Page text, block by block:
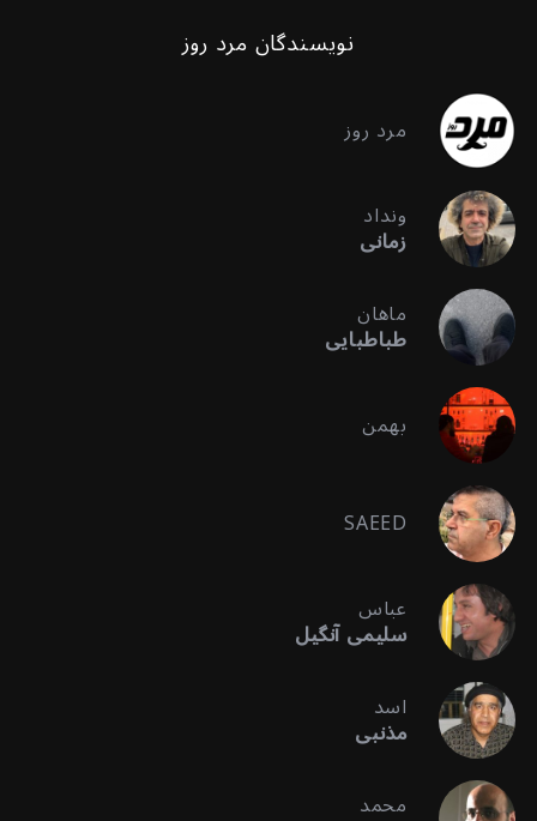
نویسندگان مرد روز
مرد روز
ونداد
زمانی
ماهان
طباطبایی
بهمن
SAEED
عباس
سلیمی آنگیل
اسد
مذنبی
محمد